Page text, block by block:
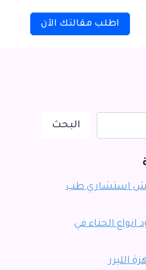
اطلب مقالتك الآن
البحث
استشاري طب
الحناء في
الليزر